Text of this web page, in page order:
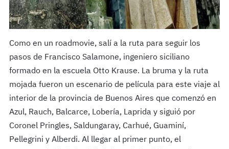
Como en un roadmovie, salí a la ruta para seguir los
pasos de Francisco Salamone, ingeniero siciliano
formado en la escuela Otto Krause. La bruma y la ruta
mojada fueron un escenario de película para este viaje al
interior de la provincia de Buenos Aires que comenzó en
Azul, Rauch, Balcarce, Lobería, Laprida y siguió por
Coronel Pringles, Saldungaray, Carhué, Guaminí,
Pellegrini y Alberdi. Al llegar al primer punto, el